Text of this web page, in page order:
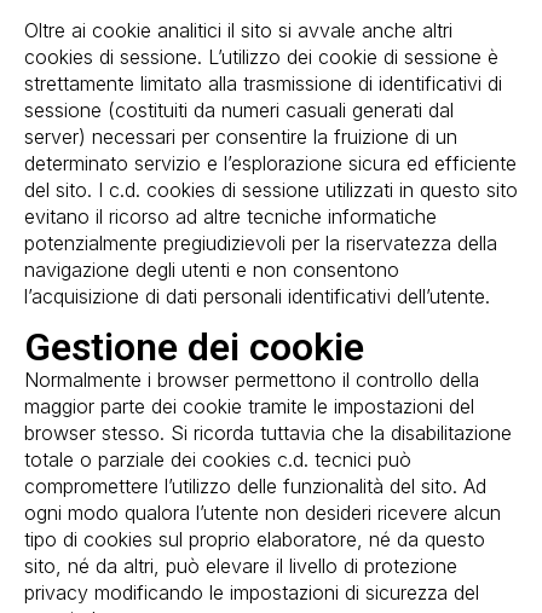
Oltre ai cookie analitici il sito si avvale anche altri
cookies di sessione. L’utilizzo dei cookie di sessione è
strettamente limitato alla trasmissione di identificativi di
sessione (costituiti da numeri casuali generati dal
server) necessari per consentire la fruizione di un
determinato servizio e l’esplorazione sicura ed efficiente
del sito. I c.d. cookies di sessione utilizzati in questo sito
evitano il ricorso ad altre tecniche informatiche
potenzialmente pregiudizievoli per la riservatezza della
navigazione degli utenti e non consentono
l’acquisizione di dati personali identificativi dell’utente.
Gestione dei cookie
Normalmente i browser permettono il controllo della
maggior parte dei cookie tramite le impostazioni del
browser stesso. Si ricorda tuttavia che la disabilitazione
totale o parziale dei cookies c.d. tecnici può
compromettere l’utilizzo delle funzionalità del sito. Ad
ogni modo qualora l’utente non desideri ricevere alcun
tipo di cookies sul proprio elaboratore, né da questo
sito, né da altri, può elevare il livello di protezione
privacy modificando le impostazioni di sicurezza del